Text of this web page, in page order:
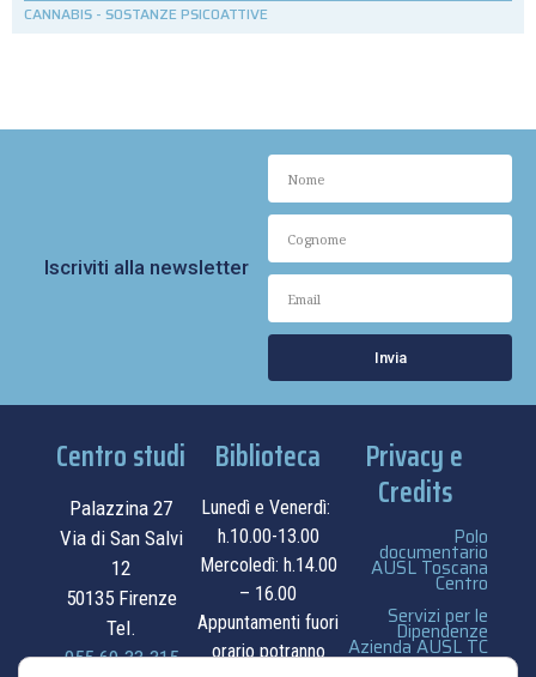
CANNABIS - SOSTANZE PSICOATTIVE
Iscriviti alla newsletter
Invia
Centro studi
Palazzina 27
Via di San Salvi
12
50135 Firenze
Tel.
055.69.33.315
Biblioteca
Lunedì e Venerdì:
h.10.00-13.00
Mercoledì: h.14.00
– 16.00
Appuntamenti fuori
orario potranno
Privacy e
Credits
Polo
documentario
AUSL Toscana
Centro
Servizi per le
Dipendenze
Azienda AUSL TC